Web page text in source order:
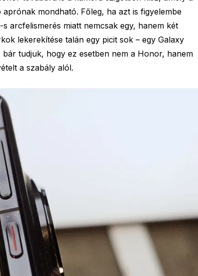
mondható. Főleg, ha azt is figyelembe
arcfelismerés miatt nemcsak egy, hanem két
lekerekítése talán egy picit sok – egy Galaxy
tudjuk, hogy ez esetben nem a Honor, hanem
a szabály alól.